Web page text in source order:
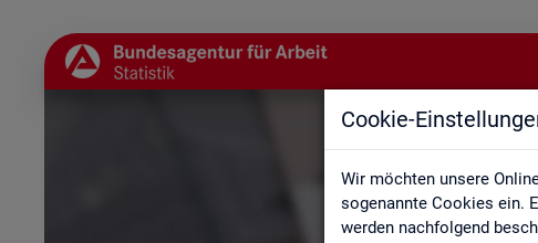
Cookie-
Wir möchten unsere
sogenannte Cookies ein.
werden nachfolgend